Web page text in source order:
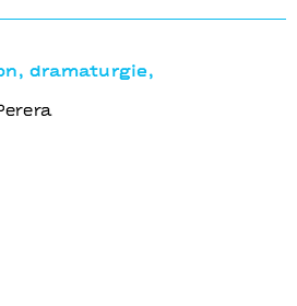
dramaturgie,